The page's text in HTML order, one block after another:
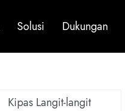
Solusi Dukungan
Kipas Langit-langit